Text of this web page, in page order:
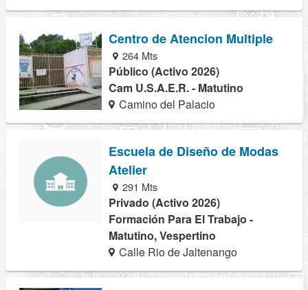
Centro de Atencion Multiple
264 Mts
Público (Activo 2026)
Cam U.S.A.E.R. - Matutino
Camino del Palacio
Escuela de Diseño de Modas
Atelier
291 Mts
Privado (Activo 2026)
Formación Para El Trabajo -
Matutino, Vespertino
Calle Rio de Jaltenango